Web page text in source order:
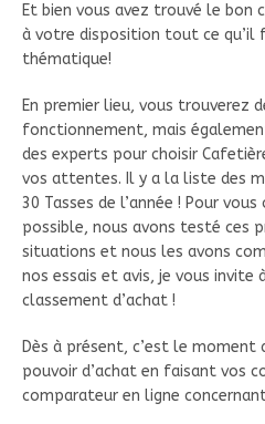
Et bien vous avez trouvé le bon
à votre disposition tout ce qu’il
thématique!
En premier lieu, vous trouverez
fonctionnement, mais
des experts pour choisir
vos attentes. Il y a la liste des
30 Tasses de l’année ! Pour
possible, nous avons testé ces
situations et nous les avons
nos essais et avis, je vous invite
classement d’achat !
Dès à présent, c’est le moment
pouvoir d’achat en faisant vos
comparateur en ligne